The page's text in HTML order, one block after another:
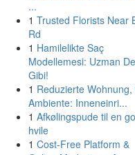
...
1 Trusted Florists Near
Rd
1 Hamilelikte Saç
Modellemesi: Uzman
Gibi!
1 Reduzierte Wohnung,
Ambiente: Inneneinri...
1 Afkølingspude til en
hvile
1 Cost-Free Platform &